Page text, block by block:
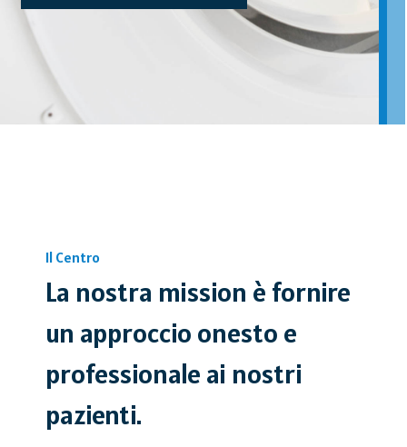
Il Centro
La nostra mission è fornire
un approccio onesto e
professionale ai nostri
pazienti.